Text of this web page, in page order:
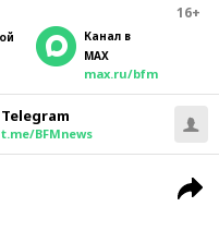
16+
Канал в
MAX
max.ru/bfm
Telegram
t.me/BFMnews